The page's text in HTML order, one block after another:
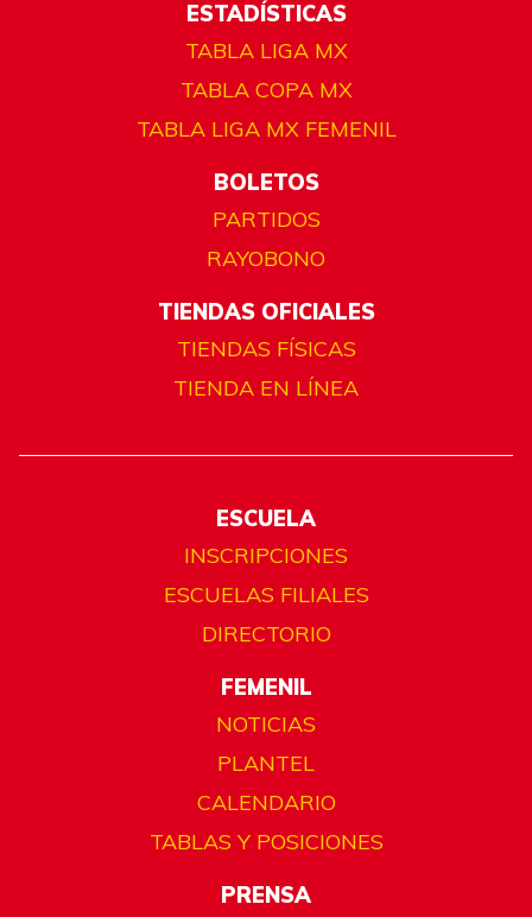
ESTADÍSTICAS
TABLA LIGA MX
TABLA COPA MX
TABLA LIGA MX FEMENIL
BOLETOS
PARTIDOS
RAYOBONO
TIENDAS OFICIALES
TIENDAS FÍSICAS
TIENDA EN LÍNEA
ESCUELA
INSCRIPCIONES
ESCUELAS FILIALES
DIRECTORIO
FEMENIL
NOTICIAS
PLANTEL
CALENDARIO
TABLAS Y POSICIONES
PRENSA